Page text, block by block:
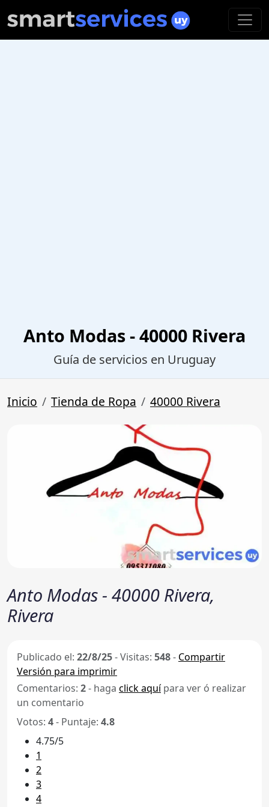
Anto Modas - 40000 Rivera
Guía de servicios en Uruguay
Inicio Tienda de Ropa 40000 Rivera
Anto Modas - 40000 Rivera,
Rivera
Publicado el: 22/8/25-Visitas: 548- Compartir
Versión para imprimir
Comentarios: 2- haga click aquípara ver ó realizar
un comentario
Votos: 4- Puntaje: 4.8
4.75/5
1
2
3
4